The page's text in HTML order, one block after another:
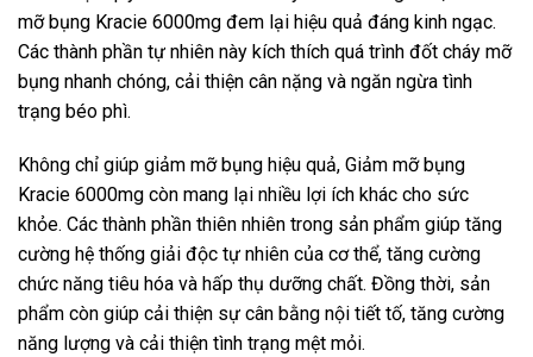
mỡ bụng Kracie 6000mg đem lại hiệu quả đáng kinh ngạc.
Các thành phần tự nhiên này kích thích quá trình đốt cháy mỡ
bụng nhanh chóng, cải thiện cân nặng và ngăn ngừa tình
trạng béo phì.
Không chỉ giúp giảm mỡ bụng hiệu quả, Giảm mỡ bụng
Kracie 6000mg còn mang lại nhiều lợi ích khác cho sức
khỏe. Các thành phần thiên nhiên trong sản phẩm giúp tăng
cường hệ thống giải độc tự nhiên của cơ thể, tăng cường
chức năng tiêu hóa và hấp thụ dưỡng chất. Đồng thời, sản
phẩm còn giúp cải thiện sự cân bằng nội tiết tố, tăng cường
năng lượng và cải thiện tình trạng mệt mỏi.